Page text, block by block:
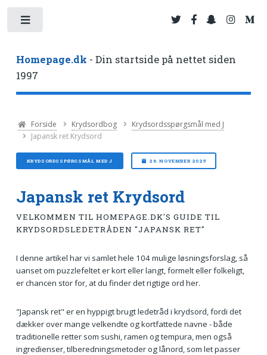
Homepage.dk - Din startside på nettet siden
1997
Forside Krydsordbog
Krydsordsspørgsmål med J
Japansk ret Krydsord
KRYDSORDSSPØRGSMÅL MED J 26. NOVEMBER 2025
Japansk ret Krydsord
VELKOMMEN TIL HOMEPAGE.DK'S GUIDE TIL
KRYDSORDSLEDETRÅDEN "JAPANSK RET"
I denne artikel har vi samlet hele 104 mulige løsningsforslag, så
uanset om puzzlefeltet er kort eller langt, formelt eller folkeligt,
er chancen stor for, at du finder det rigtige ord her.
"Japansk ret" er en hyppigt brugt ledetråd i krydsord, fordi det
dækker over mange velkendte og kortfattede navne - både
traditionelle retter som sushi, ramen og tempura, men også
ingredienser, tilberedningsmetoder og lånord, som let passer